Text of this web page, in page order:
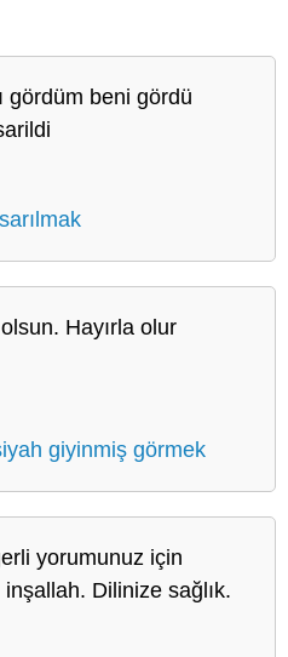
gördüm beni gördü
Hayırla olur
giyinmiş görmek
yorumunuz için
Dilinize sağlık.